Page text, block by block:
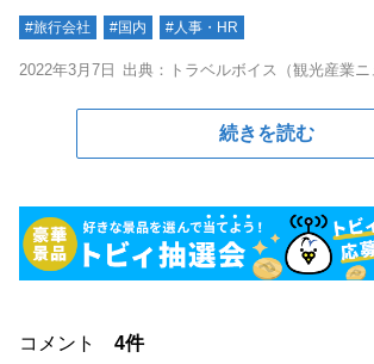
#旅行会社 #国内 #人事・HR
2022年3月7日 出典：トラベルボイス（観光産業ニ
続きを読む
コメント 4件